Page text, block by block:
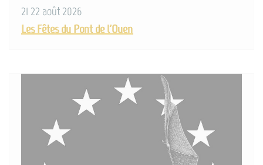
21 22 août 2026
Les Fêtes du Pont de l'Ouen